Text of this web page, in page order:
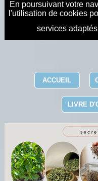
En poursuivant votre
l'utilisation de cookies
services
ACCUEIL
LIVRE